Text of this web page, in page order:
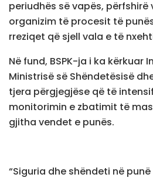
periudhës së vapës,
organizim të procesit të
rreziqet që sjell vala e të
Në fund, BSPK-ja i ka kërkuar
Ministrisë së Shëndetësisë
tjera përgjegjëse që të
monitorimin e zbatimit të
gjitha vendet e punës.
“Siguria dhe shëndeti në